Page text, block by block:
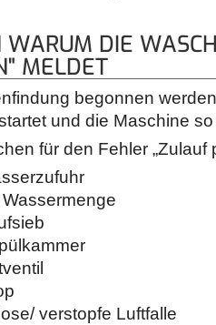
WARUM DIE
MELDET
begonnen
und die Maschine
für den Fehler „Zulauf
verstopfe Luftfalle